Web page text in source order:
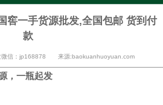
窖一手货源批发,全国包邮 货到付
款
信：jp168878 来源:baokuanhuoyuan.com
，一瓶起发